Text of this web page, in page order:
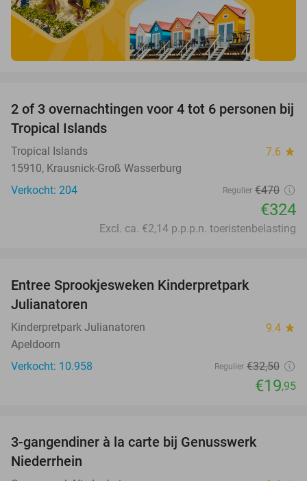
31%
2 of 3 overnachtingen voor 4 tot 6 personen bij
Tropical Islands
Tropical Islands 7.6 star
15910, Krausnick-Groß Wasserburg
Verkocht: 204
Regulier €470
€324
Excl. ca. €2,14 p.p.p.n. toeristenbelasting
Entree Sprookjesweken Kinderpretpark
Julianatoren
Kinderpretpark Julianatoren 9.4 star
Apeldoorn
Verkocht: 10.958
Regulier €32,50
€19,95
3-gangendiner à la carte bij Genusswerk
Niederrhein